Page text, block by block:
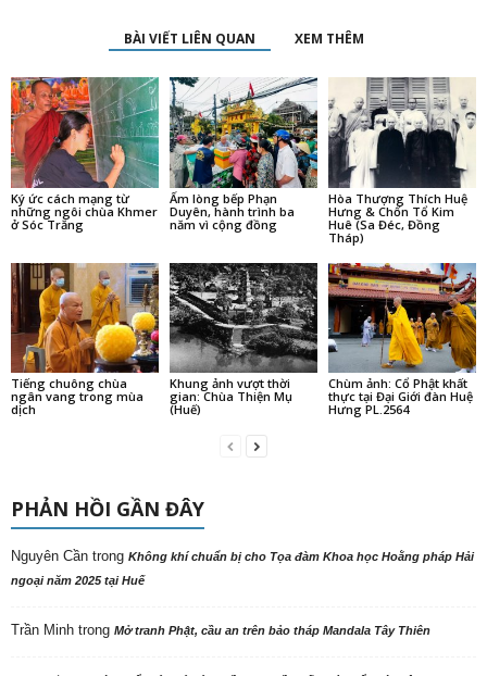
BÀI VIẾT LIÊN QUAN XEM THÊM
Ký ức cách mạng từ
những ngôi chùa Khmer
ở Sóc Trăng
Ấm lòng bếp Phạn
Duyên, hành trình ba
năm vì cộng đồng
Hòa Thượng Thích Huệ
Hưng & Chốn Tổ Kim
Huê (Sa Đéc, Đồng
Tháp)
Tiếng chuông chùa
ngân vang trong mùa
dịch
Khung ảnh vượt thời
gian: Chùa Thiện Mụ
(Huế)
Chùm ảnh: Cổ Phật khất
thực tại Đại Giới đàn Huệ
Hưng PL.2564
PHẢN HỒI GẦN ĐÂY
Nguyên Cần trong Không khí chuẩn bị cho Tọa đàm Khoa học Hoằng pháp Hải
ngoại năm 2025 tại Huế
Trần Minh trong Mở tranh Phật, cầu an trên bảo tháp Mandala Tây Thiên